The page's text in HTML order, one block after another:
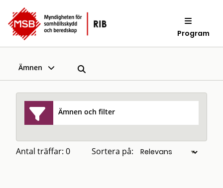
Program
Ämnen
Ämnen och filter
Antal träffar: 0 Sortera på: